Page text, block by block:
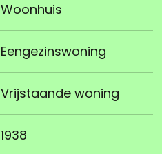
Woonhuis
Eengezinswoning
Vrijstaande woning
1938